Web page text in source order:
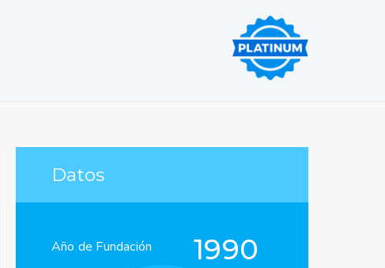
Datos
Año de Fundación 1990